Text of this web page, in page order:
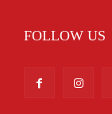
FOLLOW US